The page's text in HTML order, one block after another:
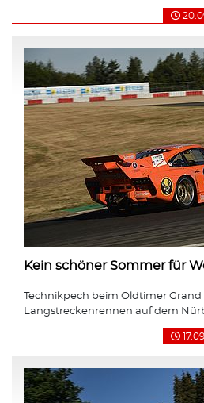
Kein schöner Sommer für
Technikpech beim Oldtimer Grand
Langstreckenrennen auf dem